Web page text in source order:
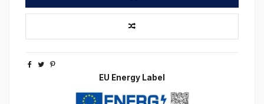
EU Energy Label